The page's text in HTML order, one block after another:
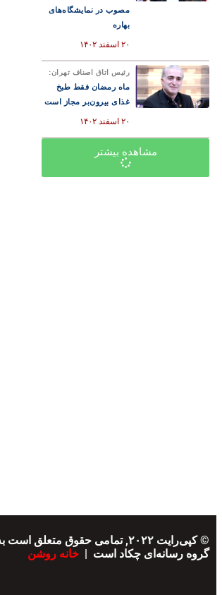
مصوب در نمایشگاه‌های
بهاره
۲۰ اسفند ۱۴۰۲
رئیس اتاق اصناف تهران:
ماه رمضان فقط طبخ
غذای بیرون‌بر مجاز است
۲۰ اسفند ۱۴۰۲
مشاهده بیشتر
© کپی‌رایت ۲۰۲۲, تمامی حقوق متعلق است
گروه رسانه‌ای چکاد است | خانه روشن